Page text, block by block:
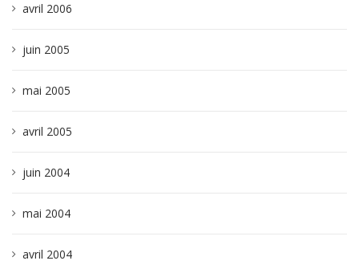
avril 2006
juin 2005
mai 2005
avril 2005
juin 2004
mai 2004
avril 2004